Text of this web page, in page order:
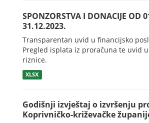
SPONZORSTVA I DONACIJE OD
31.12.2023.
Transparentan uvid u financijsko
Pregled isplata iz proračuna te uvid
riznice.
XLSX
Godišnji izvještaj o izvršenju
Koprivničko-križevačke